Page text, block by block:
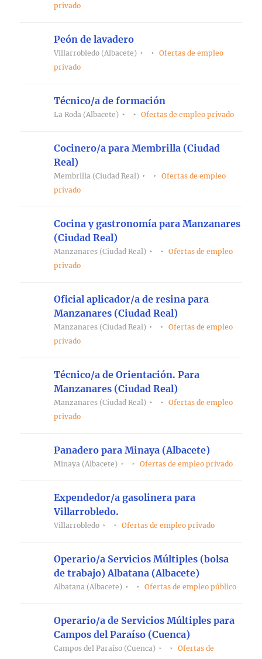
privado
Peón de lavadero
Villarrobledo (Albacete)
Ofertas de empleo
privado
Técnico/a de formación
La Roda (Albacete) Ofertas de empleo privado
Cocinero/a para Membrilla (Ciudad
Real)
Membrilla (Ciudad Real)
Ofertas de empleo
privado
Cocina y gastronomía para Manzanares
(Ciudad Real)
Manzanares (Ciudad Real)
Ofertas de empleo
privado
Oficial aplicador/a de resina para
Manzanares (Ciudad Real)
Manzanares (Ciudad Real)
Ofertas de empleo
privado
Técnico/a de Orientación. Para
Manzanares (Ciudad Real)
Manzanares (Ciudad Real)
Ofertas de empleo
privado
Panadero para Minaya (Albacete)
Minaya (Albacete) Ofertas de empleo privado
Expendedor/a gasolinera para
Villarrobledo.
Villarrobledo Ofertas de empleo privado
Operario/a Servicios Múltiples (bolsa
de trabajo) Albatana (Albacete)
Albatana (Albacete) Ofertas de empleo público
Operario/a de Servicios Múltiples para
Campos del Paraíso (Cuenca)
Campos del Paraíso (Cuenca)
Ofertas de